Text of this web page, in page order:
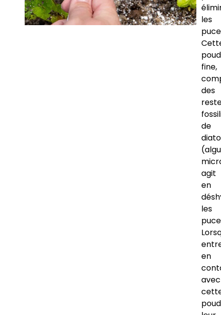
les
fine,
des
de
agit
en
les
en
avec